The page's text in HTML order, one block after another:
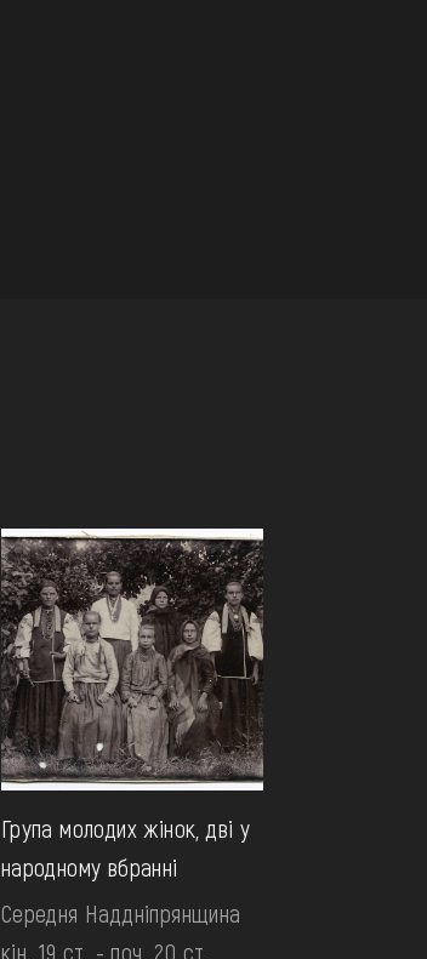
Група молодих жінок, дві у
народному вбранні
Середня Наддніпрянщина
кін. 19 ст. - поч. 20 ст.